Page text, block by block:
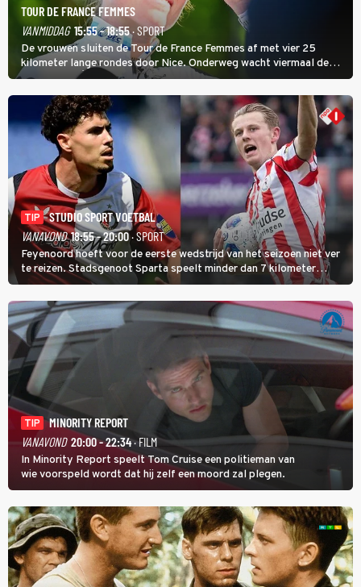
TOUR DE FRANCE FEMMES
VANMIDDAG 15:55 - 18:55· SPORT
De vrouwen sluiten de Tour de France Femmes af met vier 25
kilometer lange rondes door Nice. Onderweg wacht viermaal de
zware Col d'Èze. Aan de finish op de Promenade des Anglais krijgt
de eindwinnaar de laatste gele trui.
TIP
STUDIO SPORT VOETBAL
VANAVOND 18:55 - 20:00· SPORT
Feyenoord hoeft voor de eerste wedstrijd van het seizoen niet ver
te reizen. Stadsgenoot Sparta speelt minder dan 7 kilometer
verderop. Feyenoord trok de Spaanse spits Nacho Ferri aan van
KVC Westerlo uit België.
TIP
MINORITY REPORT
VANAVOND 20:00 - 22:34· FILM
In Minority Report speelt Tom Cruise een politieman van
wie voorspeld wordt dat hij zelf een moord zal plegen.